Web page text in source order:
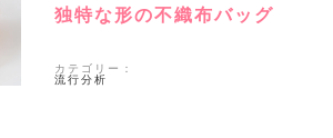
独特な形の不織布バッグ
カテゴリー：
流行分析